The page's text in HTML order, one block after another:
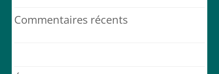
7 h 57 min · 13 juin 2023
Commentaires récents